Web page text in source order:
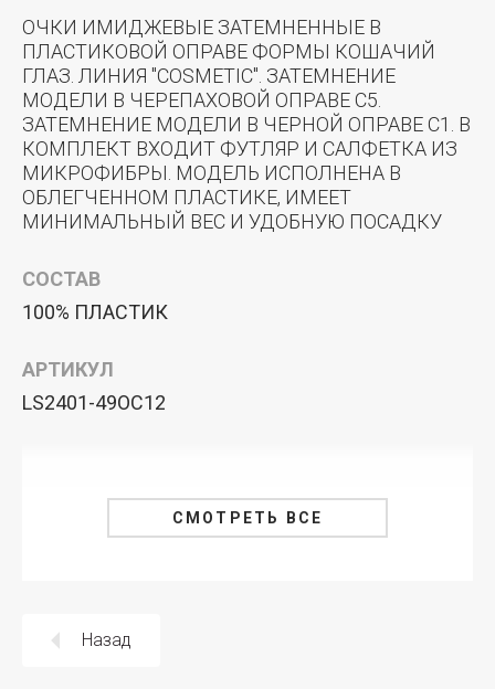
ОЧКИ ИМИДЖЕВЫЕ ЗАТЕМНЕННЫЕ В
ПЛАСТИКОВОЙ ОПРАВЕ ФОРМЫ КОШАЧИЙ
ГЛАЗ. ЛИНИЯ "COSMETIC". ЗАТЕМНЕНИЕ
МОДЕЛИ В ЧЕРЕПАХОВОЙ ОПРАВЕ C5.
ЗАТЕМНЕНИЕ МОДЕЛИ В ЧЕРНОЙ ОПРАВЕ С1. В
КОМПЛЕКТ ВХОДИТ ФУТЛЯР И САЛФЕТКА ИЗ
МИКРОФИБРЫ. МОДЕЛЬ ИСПОЛНЕНА В
ОБЛЕГЧЕННОМ ПЛАСТИКЕ, ИМЕЕТ
МИНИМАЛЬНЫЙ ВЕС И УДОБНУЮ ПОСАДКУ
АРТИКУЛ
LS2401-49OC12
СОСТАВ
100% ПЛАСТИК
СМОТРЕТЬ ВСЕ
Назад